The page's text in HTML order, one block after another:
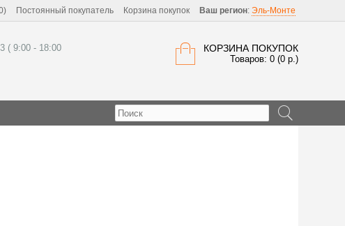
Постоянный покупатель Корзина покупок Ваш регион: Эль-Монте
КОРЗИНА ПОКУПОК
Товаров: 0 (0 р.)
( 9:00 - 18:00